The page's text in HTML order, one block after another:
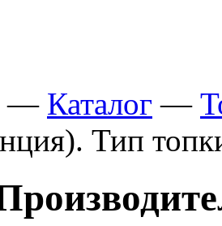
— Каталог —
Тип